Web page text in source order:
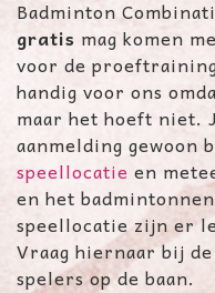
Badminton
gratis mag komen
voor de
handig voor ons
maar het hoeft niet.
aanmelding gewoon
speellocatie en
en het
speellocatie zijn er
Vraag hiernaar bij
spelers op de baan.